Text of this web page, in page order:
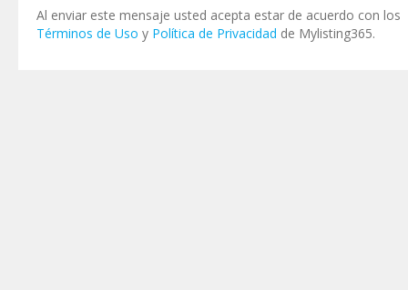
Al enviar este mensaje usted acepta estar de acuerdo con los
Términos de Uso y Política de Privacidad de Mylisting365.